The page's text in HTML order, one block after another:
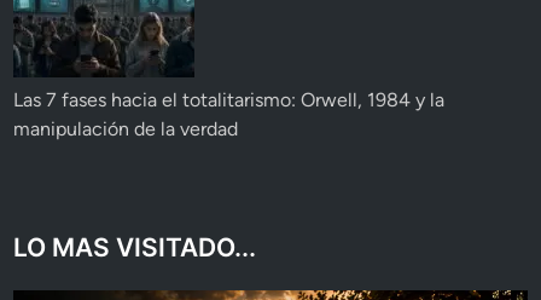
Las 7 fases hacia el totalitarismo: Orwell, 1984 y la
manipulación de la verdad
LO MAS VISITADO...